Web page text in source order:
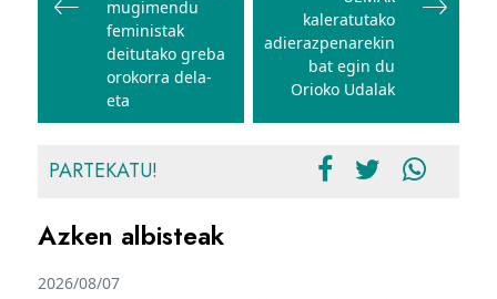
mugimendu
feministak
deitutako greba
orokorra dela-
eta
kaleratutako
adierazpenarekin
bat egin du
Orioko Udalak
PARTEKATU!
Azken albisteak
2026/08/07